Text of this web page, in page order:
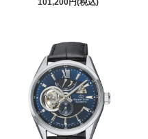
101,200円(税込)